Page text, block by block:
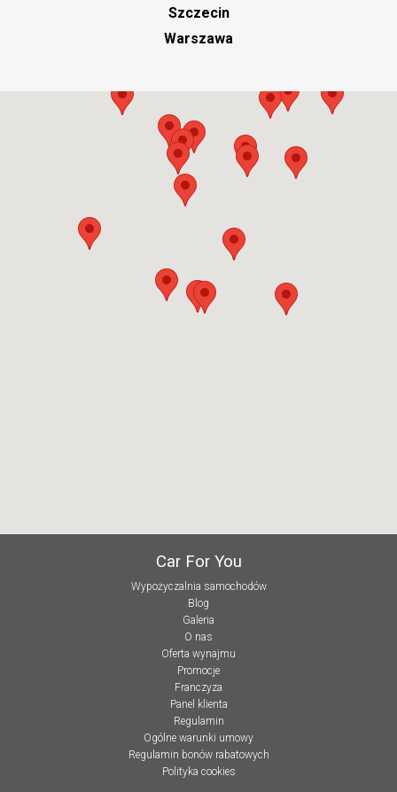
Szczecin
Warszawa
Car For You
Wypożyczalnia samochodów
Blog
Galeria
O nas
Oferta wynajmu
Promocje
Franczyza
Panel klienta
Regulamin
Ogólne warunki umowy
Regulamin bonów rabatowych
Polityka cookies